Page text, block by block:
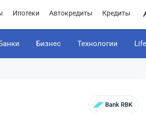
Ипотеки Автокредиты Кредиты
Бизнес Технологии
Bank RBK